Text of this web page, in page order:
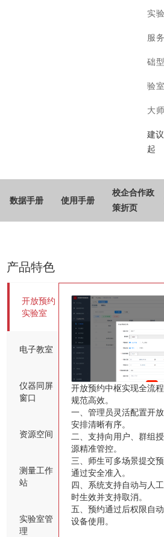
实
服
础
验
大
建
起
数据手册 使用手册
校企合作政
策折页
产品特色
开放预约
实验室
电子教室
仪器同屏
窗口
资源空间
测量工作
站
实验室管
理
开放预约中枢实现全流
规范高效。
一、管理员灵活配置开
安排清晰有序。
二、支持向用户、群组
源精准管控。
三、师生可多场景提交
通过安全准入。
四、系统支持自动与人
时生效并支持取消。
五、预约通过后权限自
设备使用。